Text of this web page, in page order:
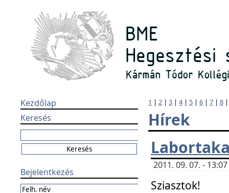
Kezdőlap
Keresés
Bejelentkezés
1 | 2 | 3 | 4| 5 | 6 | 7 | 8
Hírek
2011. 09. 07. -
Sziasztok!